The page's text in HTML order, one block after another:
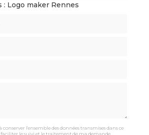
: Logo maker Rennes
conserver l'ensemble des données transmises dans ce